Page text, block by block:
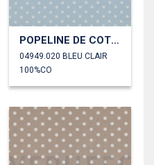
POPELINE DE COTON POINTS
04949.020 BLEU CLAIR
100%CO